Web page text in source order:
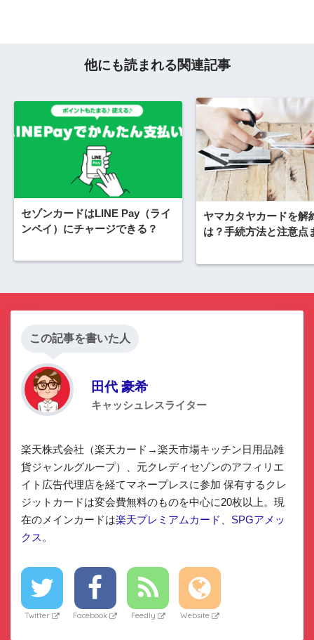
他にも読まれる関連記事
セゾンカードはLINE Pay（ライ
ンペイ）にチャージできる？
ヤマカタヤカードを解
は？手続方法と注意点
この記事を書いた人
田代 豪希
キャッシュレスライター
楽天株式会社（楽天カード→楽天市場キッチン日用品雑
貨ジャンルグループ）、元クレディセゾンのアフィリエ
イト広告代理店を経てマネープレスに参加 保有するクレ
ジットカードは変会費無料のものを中心に20枚以上。現
在のメインカードは楽天プレミアムカード
SPGアメッ
クス 。
Twitter Facebook Feedly Website